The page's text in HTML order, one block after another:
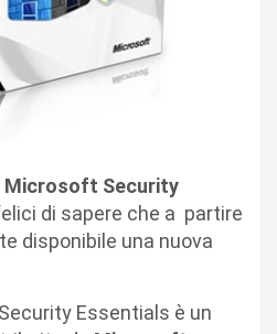
Microsoft Security
di sapere che a partire
disponibile una nuova
Essentials è un